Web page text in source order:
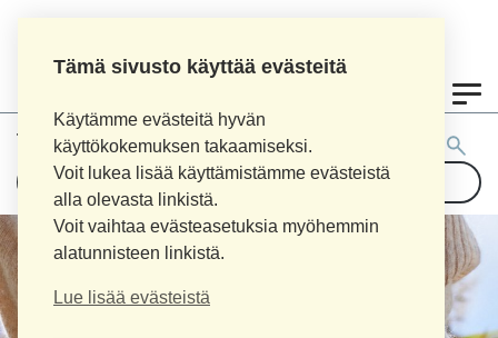
Tämä sivusto käyttää evästeitä
Käytämme evästeitä hyvän
käyttökokemuksen takaamiseksi.
Voit lukea lisää käyttämistämme evästeistä
alla olevasta linkistä.
Voit vaihtaa evästeasetuksia myöhemmin
alatunnisteen linkistä.
Lue lisää evästeistä
Tuotehaku: